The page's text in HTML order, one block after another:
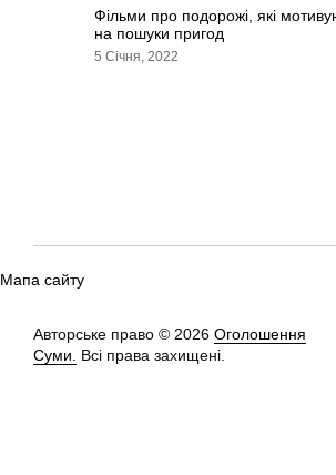
Фільми про подорожі, які
на пошуки пригод
5 Січня, 2022
Мапа сайту
Авторське право © 2026 Оголошення
Суми.
Всі права захищені.